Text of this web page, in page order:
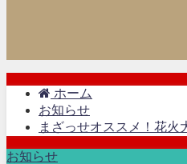
ホーム
お知らせ
まざっせオススメ！花
お知らせ